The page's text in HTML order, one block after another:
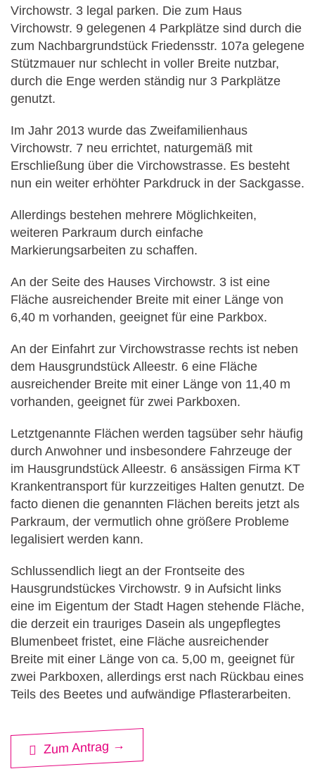
Virchowstr. 3 legal parken. Die zum Haus
Virchowstr. 9 gelegenen 4 Parkplätze sind durch die
zum Nachbargrundstück Friedensstr. 107a gelegene
Stützmauer nur schlecht in voller Breite nutzbar,
durch die Enge werden ständig nur 3 Parkplätze
genutzt.
Im Jahr 2013 wurde das Zweifamilienhaus
Virchowstr. 7 neu errichtet, naturgemäß mit
Erschließung über die Virchowstrasse. Es besteht
nun ein weiter erhöhter Parkdruck in der Sackgasse.
Allerdings bestehen mehrere Möglichkeiten,
weiteren Parkraum durch einfache
Markierungsarbeiten zu schaffen.
An der Seite des Hauses Virchowstr. 3 ist eine
Fläche ausreichender Breite mit einer Länge von
6,40 m vorhanden, geeignet für eine Parkbox.
An der Einfahrt zur Virchowstrasse rechts ist neben
dem Hausgrundstück Alleestr. 6 eine Fläche
ausreichender Breite mit einer Länge von 11,40 m
vorhanden, geeignet für zwei Parkboxen.
Letztgenannte Flächen werden tagsüber sehr häufig
durch Anwohner und insbesondere Fahrzeuge der
im Hausgrundstück Alleestr. 6 ansässigen Firma KT
Krankentransport für kurzzeitiges Halten genutzt. De
facto dienen die genannten Flächen bereits jetzt als
Parkraum, der vermutlich ohne größere Probleme
legalisiert werden kann.
Schlussendlich liegt an der Frontseite des
Hausgrundstückes Virchowstr. 9 in Aufsicht links
eine im Eigentum der Stadt Hagen stehende Fläche,
die derzeit ein trauriges Dasein als ungepflegtes
Blumenbeet fristet, eine Fläche ausreichender
Breite mit einer Länge von ca. 5,00 m, geeignet für
zwei Parkboxen, allerdings erst nach Rückbau eines
Teils des Beetes und aufwändige Pflasterarbeiten.
Zum Antrag →